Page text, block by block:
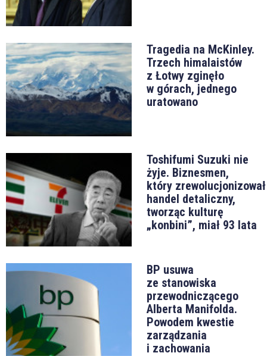
Tragedia na McKinley.
Trzech himalaistów
z Łotwy zginęło
w górach, jednego
uratowano
Toshifumi Suzuki nie
żyje. Biznesmen,
który zrewolucjonizował
handel detaliczny,
tworząc kulturę
„konbini”, miał 93 lata
BP usuwa
ze stanowiska
przewodniczącego
Alberta Manifolda.
Powodem kwestie
zarządzania
i zachowania